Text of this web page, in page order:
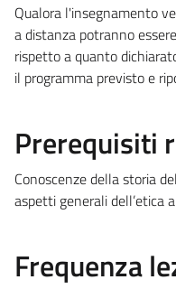
Qualora l'insegnamento
a distanza potranno
rispetto a quanto
il programma previsto e
Prerequisiti
Conoscenze della storia
aspetti generali dell’etica
Frequenza